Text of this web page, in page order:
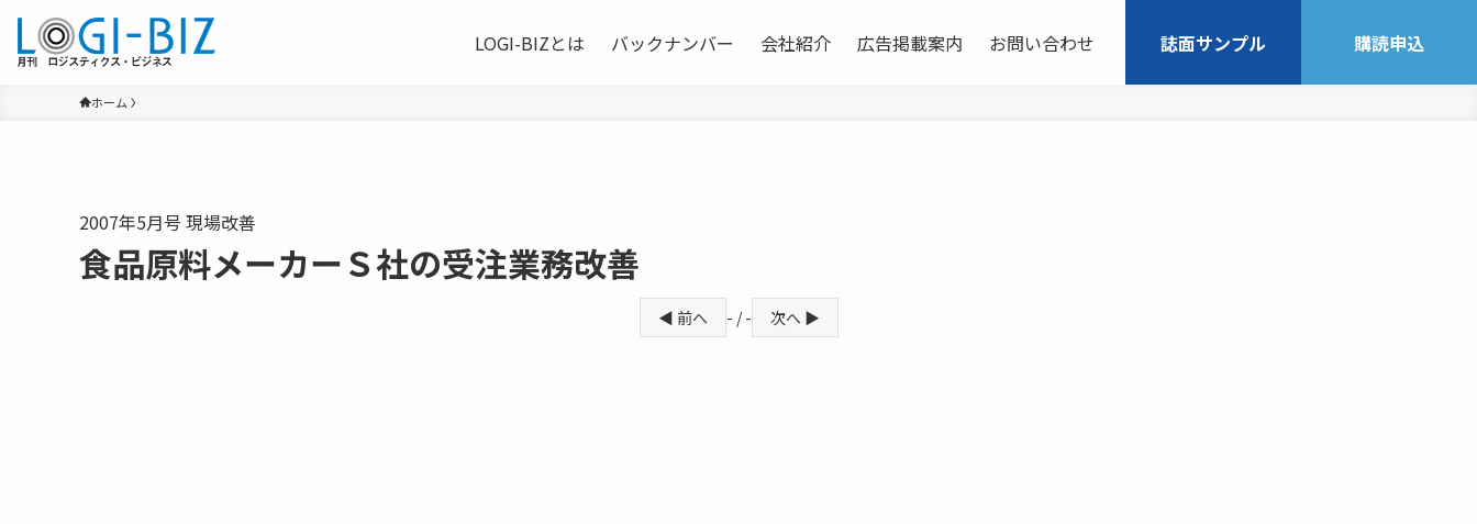
LOGI-BIZとは バックナンバー 会社紹介 広告掲載案内 お問い合わせ 誌面サンプル 購読申込
ホーム
2007年5月号 現場改善
食品原料メーカーＳ社の受注業務改善
◀ 前へ - / - 次へ ▶